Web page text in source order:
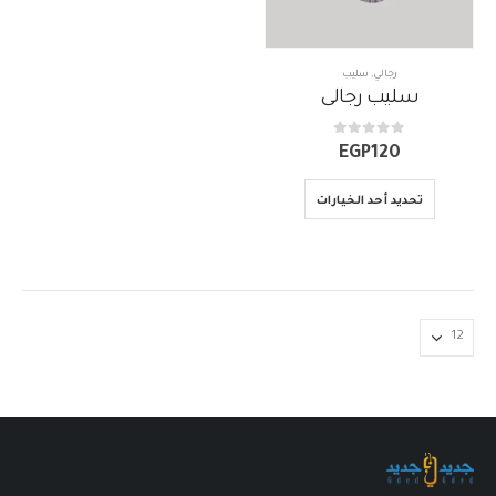
رجالي, سليب
سليب رجالى
0
out of 5
EGP120
تحديد أحد الخيارات